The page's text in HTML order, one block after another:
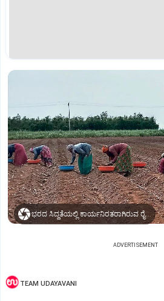
ಭರದ ಸಿದ್ಧತೆಯಲ್ಲಿ ಕಾರ್ಯನಿರತರಾಗಿರುವ ರೈತರು
ADVERTISEMENT
TEAM UDAYAVANI